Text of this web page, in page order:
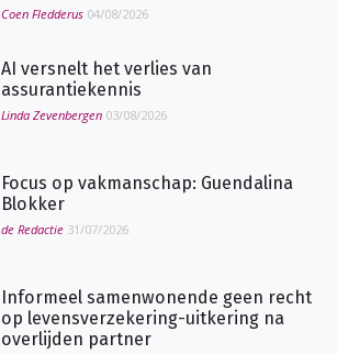
Coen Fledderus 04/08/2026
AI versnelt het verlies van
assurantiekennis
Linda Zevenbergen 03/08/2026
Focus op vakmanschap: Guendalina
Blokker
de Redactie 31/07/2026
Informeel samenwonende geen recht
op levensverzekering-uitkering na
overlijden partner